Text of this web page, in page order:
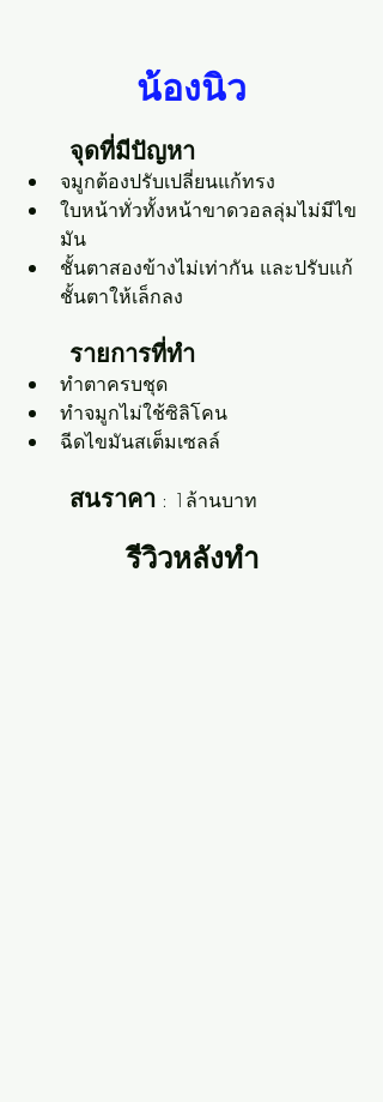
น้องนิว
จุดที่มีปัญหา
จมูกต้องปรับเปลี่ยนแก้ทรง
ใบหน้าทั่วทั้งหน้าขาดวอลลุ่มไม่มีไข
มัน
ชั้นตาสองข้างไม่เท่ากัน และปรับแก้
ชั้นตาให้เล็กลง
รายการที่ทำ
ทำตาครบชุด
ทำจมูกไม่ใช้ซิลิโคน
ฉีดไขมันสเต็มเซลล์
สนราคา : 1ล้านบาท
รีวิวหลังทำ